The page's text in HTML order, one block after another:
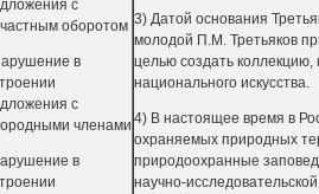
с
оборотом
в
с
членами
в
3) Датой основания
молодой П.М. Третьяков
целью создать
национального искусства.
4) В настоящее время в
охраняемых природных
природо­охранные
научно-